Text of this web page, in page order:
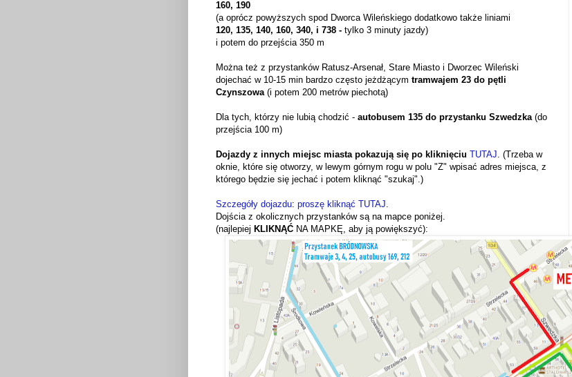
160, 190
(a oprócz powyższych spod Dworca Wileńskiego dodatkowo także liniami
120, 135, 140, 160, 340, i 738 - tylko 3 minuty jazdy)
i potem do przejścia 350 m
Można też z przystanków Ratusz-Arsenał, Stare Miasto i Dworzec Wileński
dojechać w 10-15 min bardzo często jeżdżącym tramwajem 23 do pętli
Czynszowa (i potem 200 metrów piechotą)
Dla tych, którzy nie lubią chodzić - autobusem 135 do przystanku Szwedzka (do
przejścia 100 m)
Dojazdy z innych miejsc miasta pokazują się po kliknięciu TUTAJ . (Trzeba w
oknie, które się otworzy, w lewym górnym rogu w polu "Z" wpisać adres miejsca, z
którego będzie się jechać i potem kliknąć "szukaj".)
Szczegóły dojazdu: proszę kliknąć TUTAJ
Dojścia z okolicznych przystanków są na mapce poniżej.
(najlepiej KLIKNĄĆ NA MAPKĘ, aby ją powiększyć):